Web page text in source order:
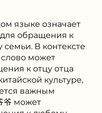
языке означает
обращения к
В контексте
может
к отцу отца
культуре,
важным
爷 может